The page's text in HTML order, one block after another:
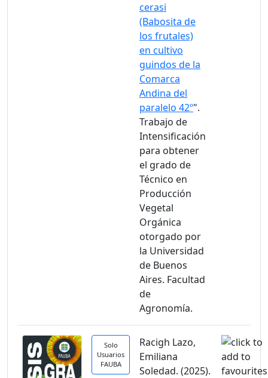
cerasi
(Babosita de
los frutales)
en cultivo
guindos de la
Comarca
Andina del
paralelo 42º".
Trabajo de
Intensificación
para obtener
el grado de
Técnico en
Producción
Vegetal
Orgánica
otorgado por
la Universidad
de Buenos
Aires. Facultad
de
Agronomía.
Solo
Usuarios
FAUBA
Racigh Lazo,
Emiliana
Soledad. (2025).